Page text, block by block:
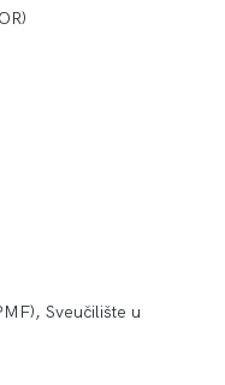
Sveučilište u